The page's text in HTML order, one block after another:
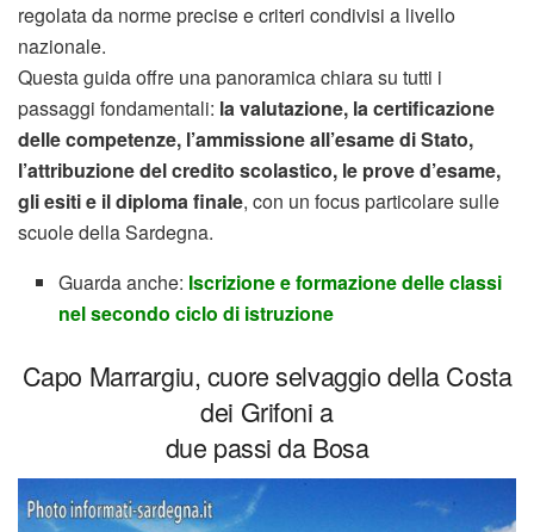
regolata da norme precise e criteri condivisi a livello
nazionale.
Questa guida offre una panoramica chiara su tutti i
passaggi fondamentali: la valutazione, la certificazione
delle competenze, l’ammissione all’esame di Stato,
l’attribuzione del credito scolastico, le prove d’esame,
gli esiti e il diploma finale, con un focus particolare sulle
scuole della Sardegna.
Guarda anche: Iscrizione e formazione delle classi
nel secondo ciclo di istruzione
Capo Marrargiu, cuore selvaggio della Costa
dei Grifoni a
due passi da Bosa